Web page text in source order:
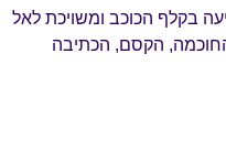
בקלף הכוכב ומשויכת לאל
הקסם, הכתיבה